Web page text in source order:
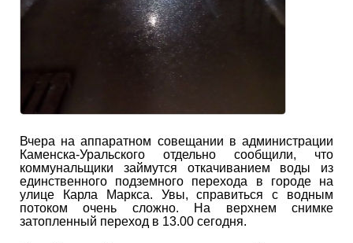
Вчера на аппаратном совещании в администрации
Каменска-Уральского отдельно сообщили, что
коммунальщики займутся откачиванием воды из
единственного подземного перехода в городе на
улице Карла Маркса. Увы, справиться с водным
потоком очень сложно. На верхнем снимке
затопленный переход в 13.00 сегодня.